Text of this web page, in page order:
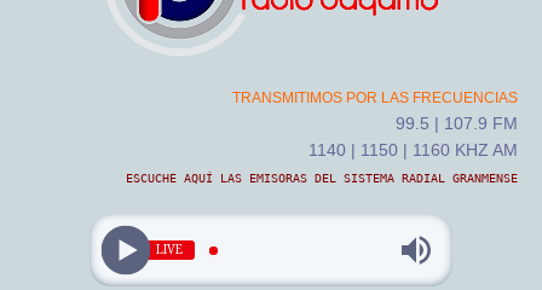
TRANSMITIMOS POR LAS FRECUENCIAS
99.5 | 107.9 FM
1140 | 1150 | 1160 KHZ AM
ESCUCHE AQUÍ LAS EMISORAS DEL SISTEMA RADIAL GRANMENSE
LIVE